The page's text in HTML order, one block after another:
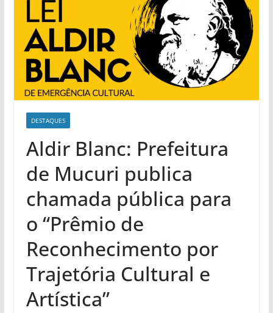
DESTAQUES
Aldir Blanc: Prefeitura
de Mucuri publica
chamada pública para
o “Prêmio de
Reconhecimento por
Trajetória Cultural e
Artística”